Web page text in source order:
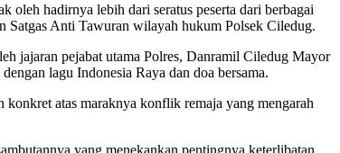
oleh hadirnya lebih dari seratus peserta dari berbagai
Satgas Anti Tawuran wilayah hukum Polsek Ciledug.
jajaran pejabat utama Polres, Danramil Ciledug Mayor
lagu Indonesia Raya dan doa bersama.
atas maraknya konflik remaja yang mengarah
yang menekankan pentingnya keterlibatan